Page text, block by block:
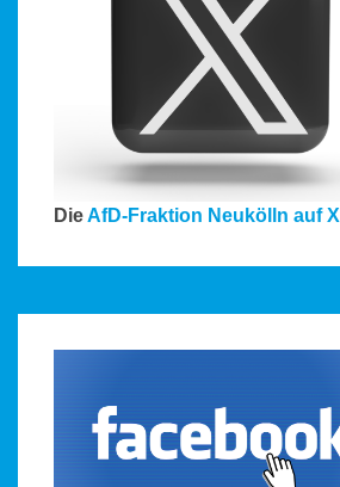
DieAfD-Fraktion Neukölln auf X